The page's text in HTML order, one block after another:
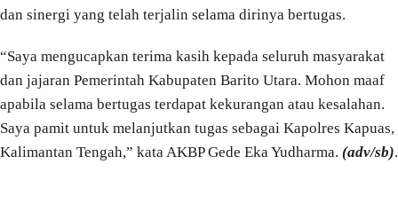
dan sinergi yang telah terjalin selama dirinya bertugas.
“Saya mengucapkan terima kasih kepada seluruh masyarakat
dan jajaran Pemerintah Kabupaten Barito Utara. Mohon maaf
apabila selama bertugas terdapat kekurangan atau kesalahan.
Saya pamit untuk melanjutkan tugas sebagai Kapolres Kapuas,
Kalimantan Tengah,” kata AKBP Gede Eka Yudharma. (adv/sb).